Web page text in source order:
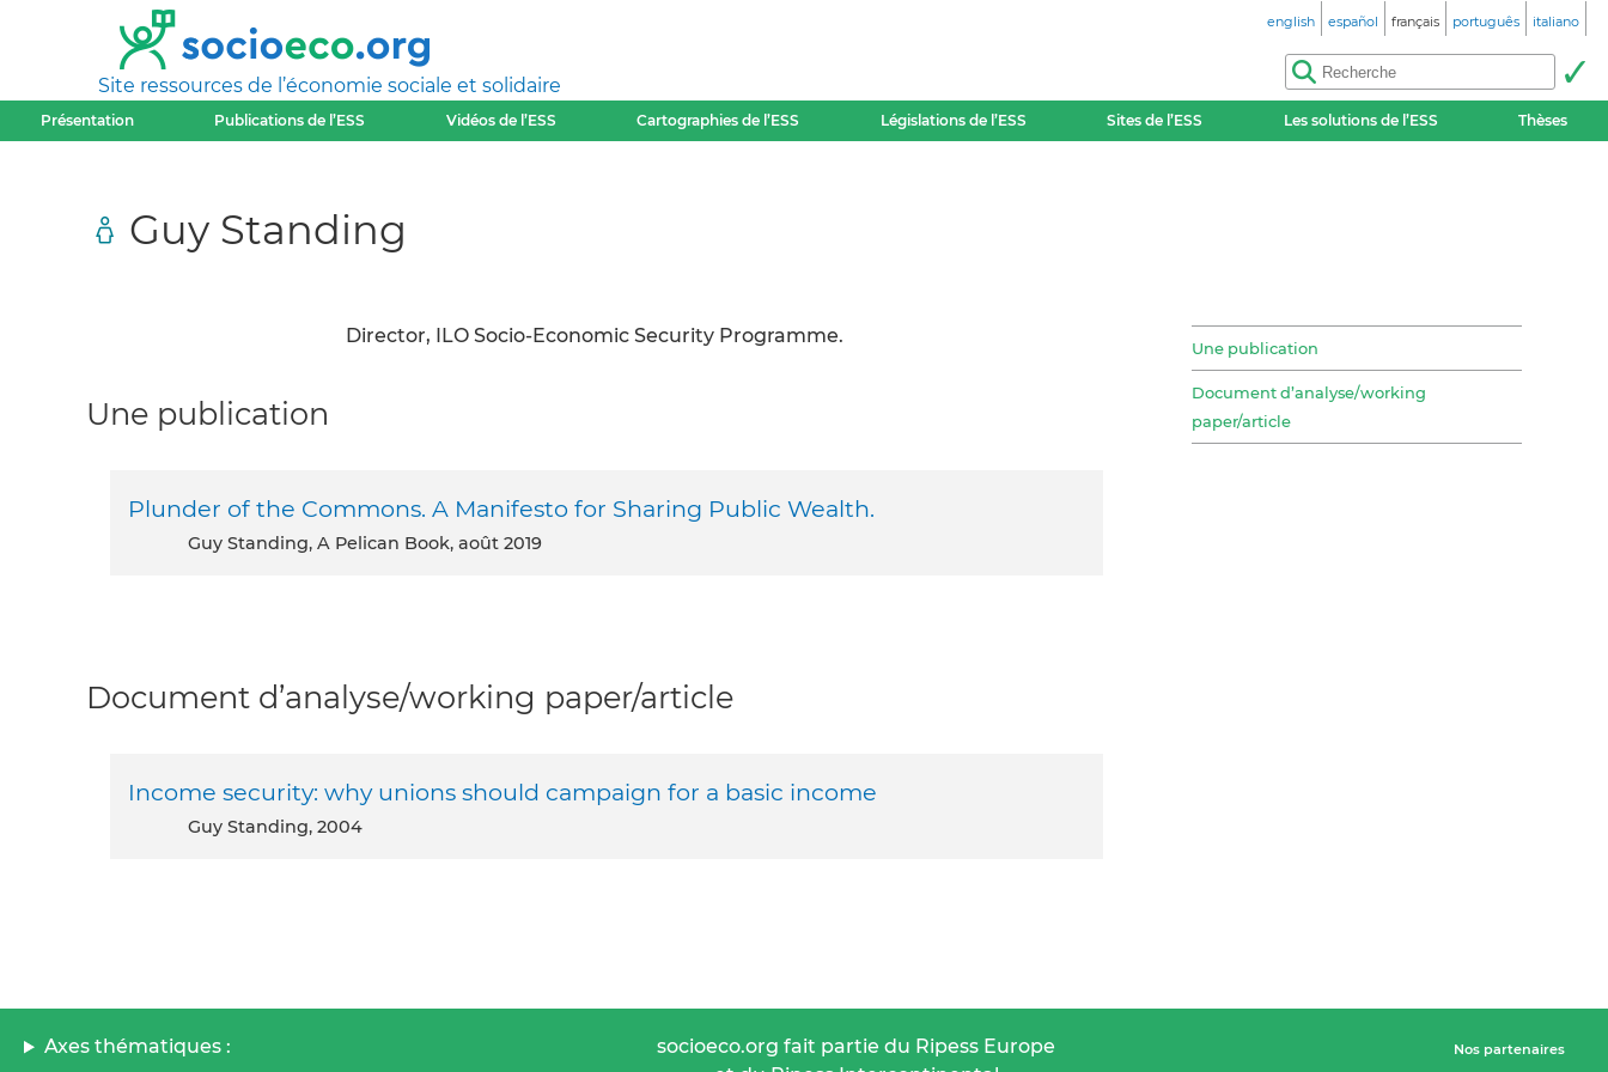
Site ressources de l’économie sociale et solidaire
english español français português italiano
Présentation Publications de l’ESS Vidéos de l’ESS Cartographies de l’ESS Législations de l’ESS Sites de l’ESS Les solutions de l’ESS Thèses
Guy Standing
Director, ILO Socio-Economic Security Programme.
Une publication
Document d’analyse/working
paper/article
Une publication
Plunder of the Commons. A Manifesto for Sharing Public Wealth.
Guy Standing, A Pelican Book, août 2019
Document d’analyse/working paper/article
Income security: why unions should campaign for a basic income
Guy Standing, 2004
Axes thématiques :
socioeco.org fait partie du Ripess Europe
Nos partenaires